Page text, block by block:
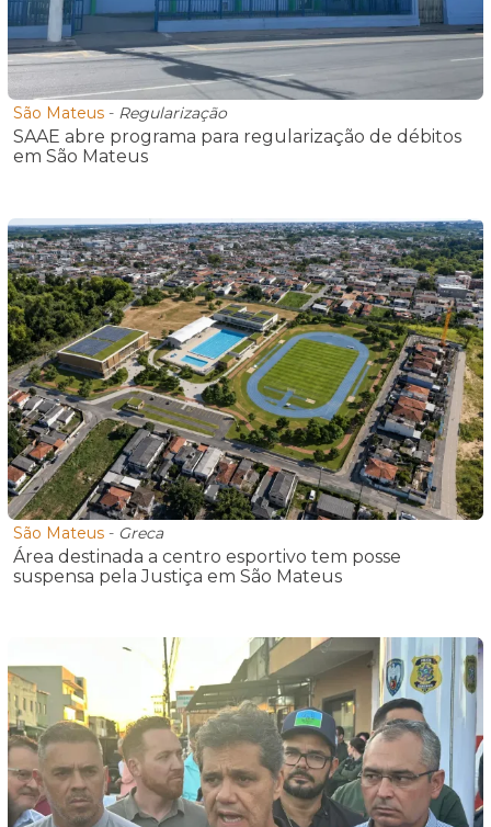
São Mateus - Regularização
SAAE abre programa para regularização de débitos
em São Mateus
São Mateus - Greca
Área destinada a centro esportivo tem posse
suspensa pela Justiça em São Mateus